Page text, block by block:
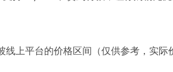
上平台的价格区间（仅供参考，实际